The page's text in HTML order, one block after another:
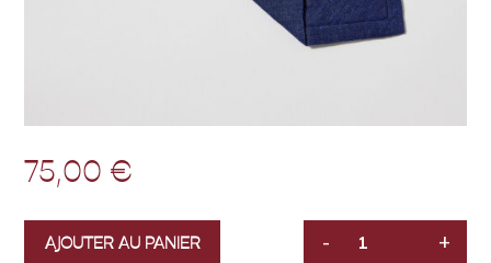
75,00€
QUANTITÉ
- +
AJOUTER AU PANIER